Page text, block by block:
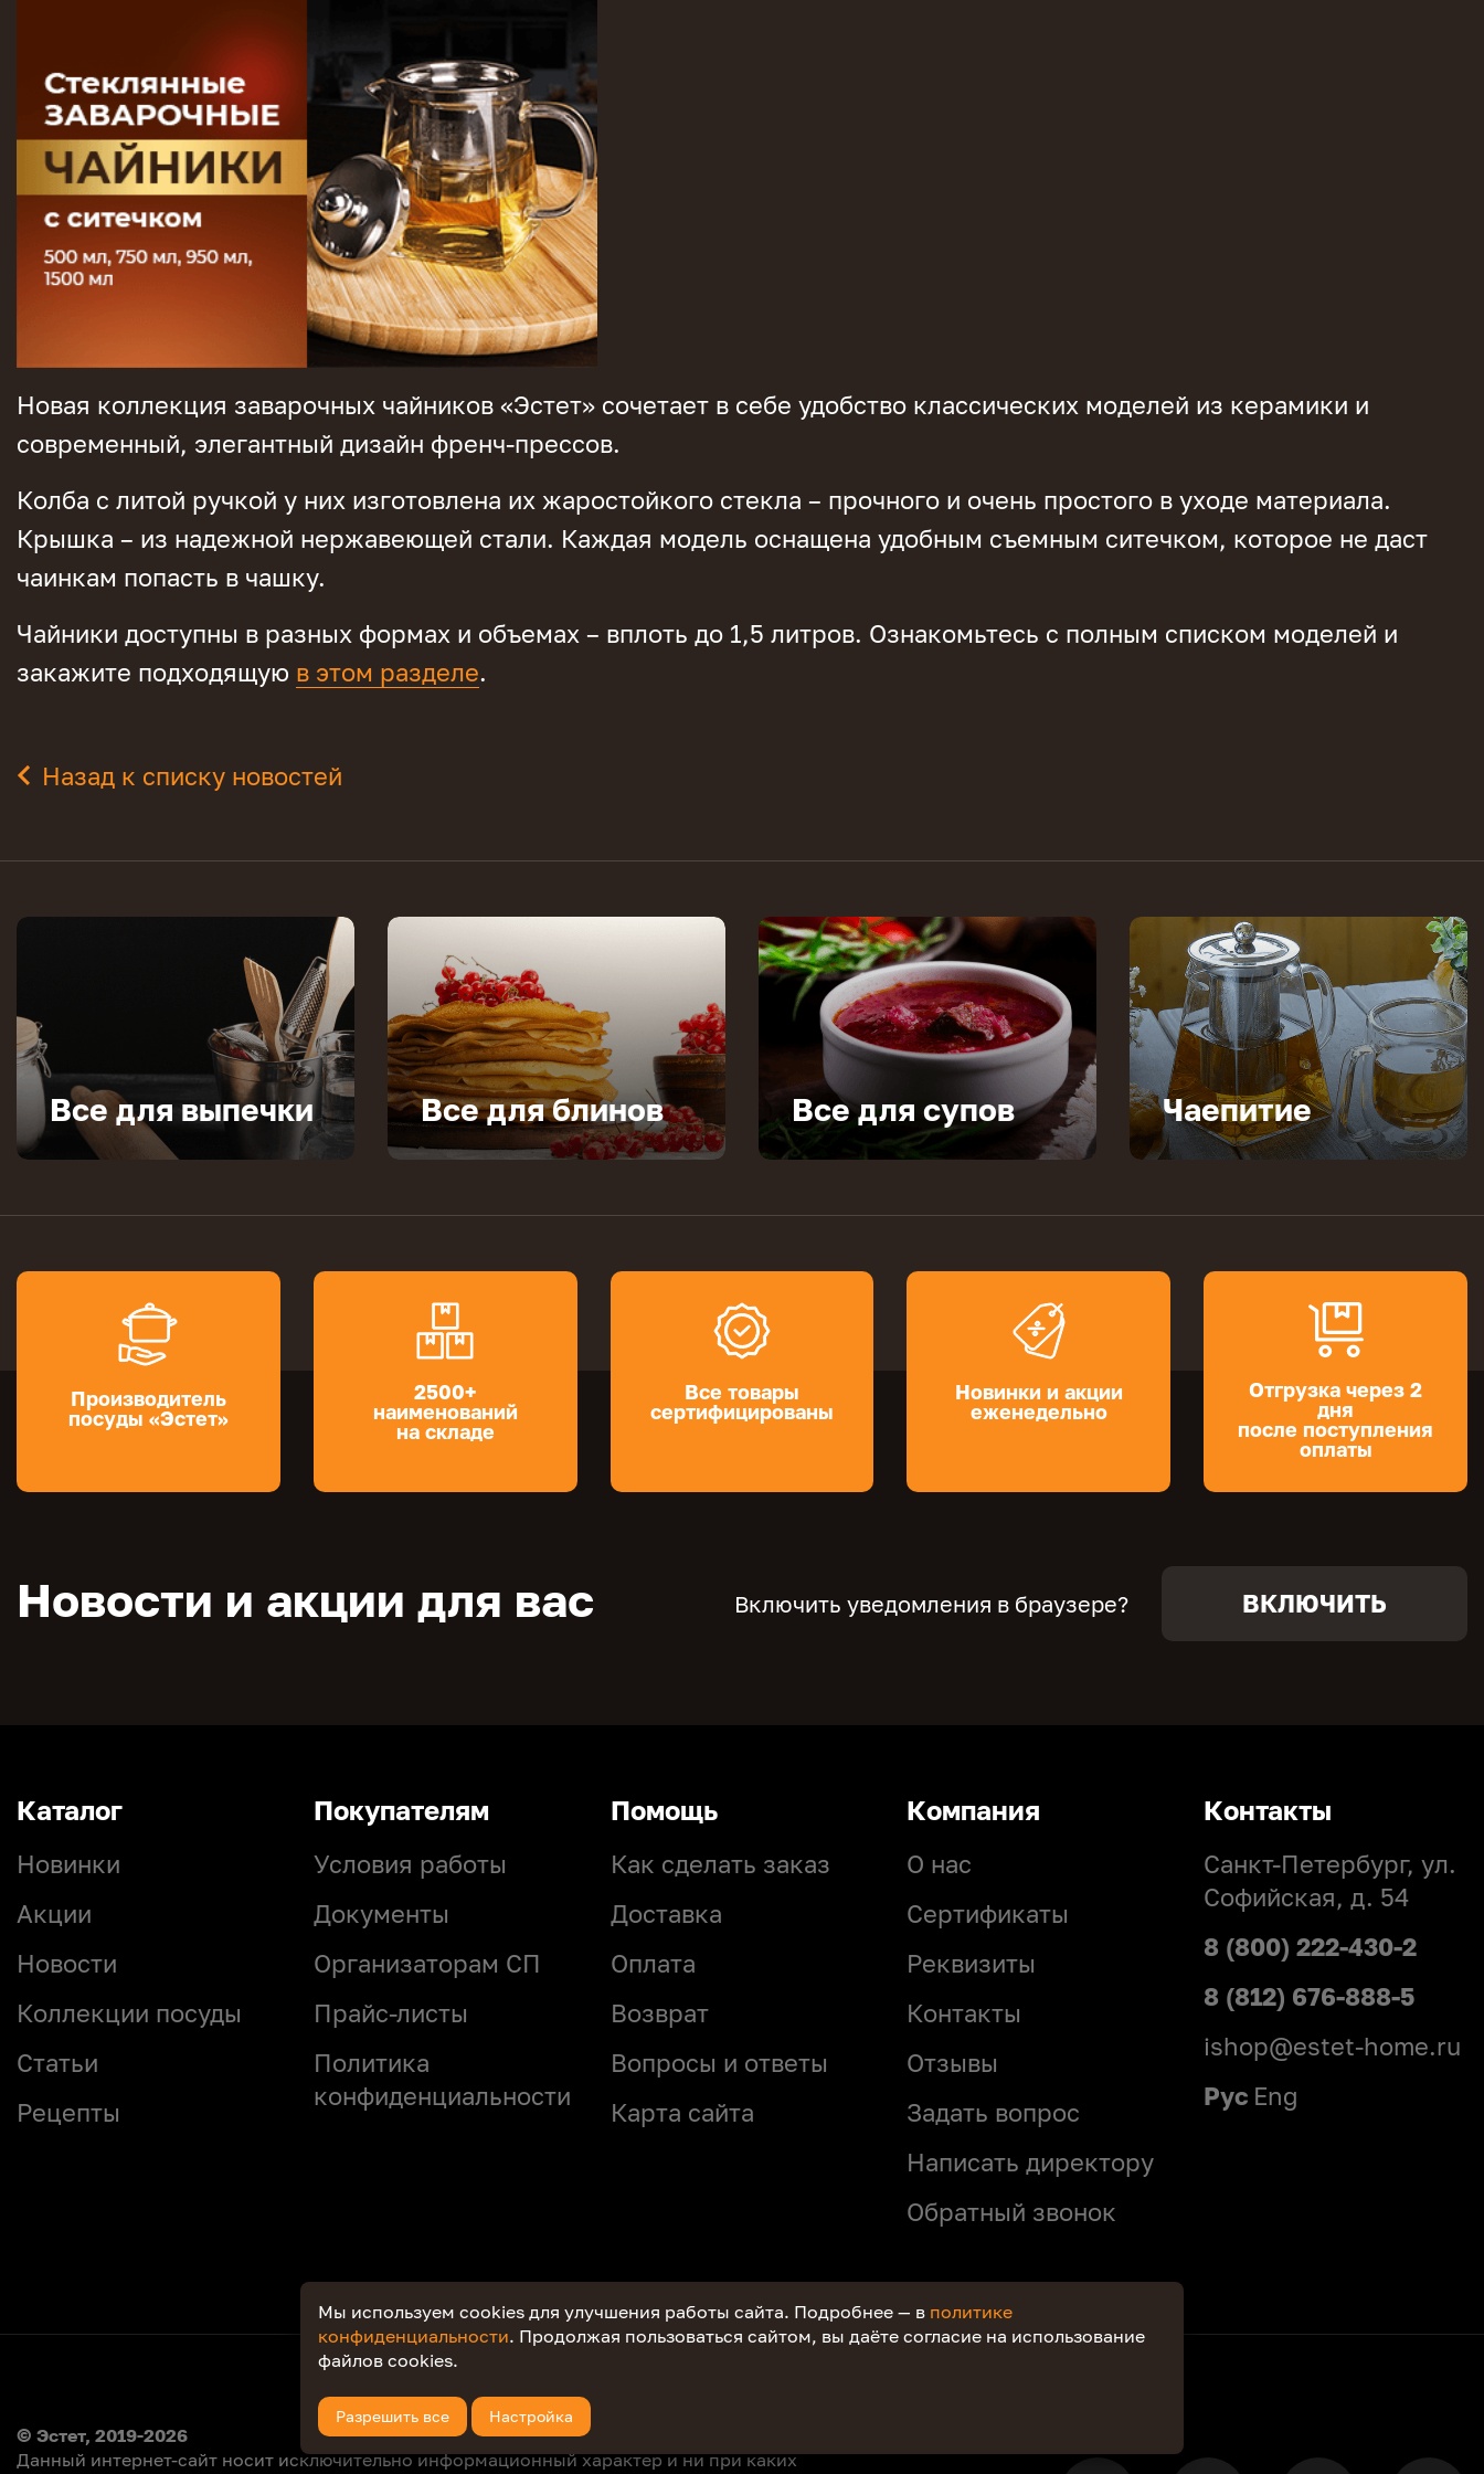
Новая коллекция заварочных чайников «Эстет» сочетает в себе удобство классических моделей из керамики и
современный, элегантный дизайн френч-прессов.
Колба с литой ручкой у них изготовлена их жаростойкого стекла – прочного и очень простого в уходе материала.
Крышка – из надежной нержавеющей стали. Каждая модель оснащена удобным съемным ситечком, которое не даст
чаинкам попасть в чашку.
Чайники доступны в разных формах и объемах – вплоть до 1,5 литров. Ознакомьтесь с полным списком моделей и
закажите подходящую в этом разделе.
Назад к списку новостей
Все для выпечки Все для блинов Все для супов Чаепитие
Производитель
посуды «Эстет»
2500+
наименований
на складе
Все товары
сертифицированы
Новинки и акции
еженедельно
Отгрузка через 2
дня
после поступления
оплаты
Новости и акции для вас Включить уведомления в браузере? ВКЛЮЧИТЬ
Каталог
Новинки
Акции
Новости
Коллекции посуды
Статьи
Рецепты
Покупателям
Условия работы
Документы
Организаторам СП
Прайс-листы
Политикa
конфиденциальности
Помощь
Как сделать заказ
Доставка
Оплата
Возврат
Вопросы и ответы
Карта сайта
Компания
О нас
Сертификаты
Реквизиты
Контакты
Отзывы
Задать вопрос
Написать директору
Обратный звонок
Контакты
Санкт-Петербург, ул.
Софийская, д. 54
8 (800) 222-430-2
8 (812) 676-888-5
ishop@estet-home.ru
Рус Eng
© Эстет, 2019-2026
Данный интернет-сайт носит исключительно информационный характер и ни при каких
Мы используем cookies для улучшения работы сайта. Подробнее — в политике
конфиденциальности. Продолжая пользоваться сайтом, вы даёте согласие на использование
файлов cookies.